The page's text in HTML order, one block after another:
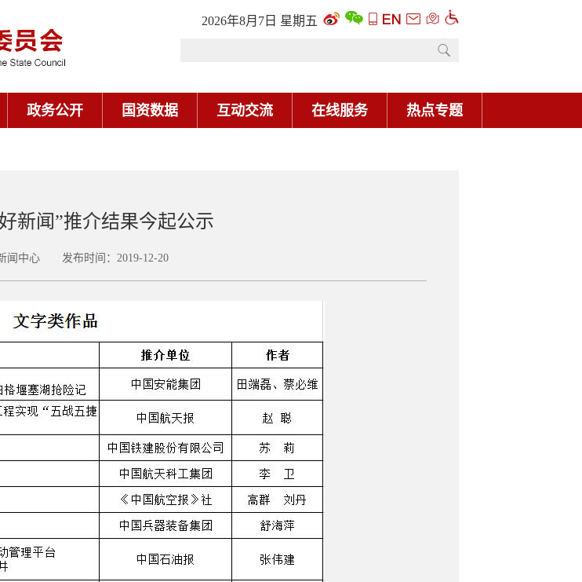
2026年8月7日 星期五
政务公开 国资数据 互动交流 在线服务 热点专题
新闻”推介结果今起公示
闻中心 发布时间：2019-12-20